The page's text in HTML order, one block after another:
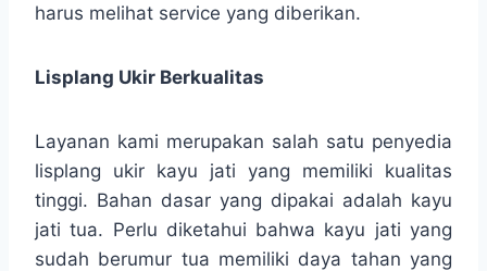
harus melihat service yang diberikan.
Lisplang Ukir Berkualitas
Layanan kami merupakan salah satu penyedia
lisplang ukir kayu jati yang memiliki kualitas
tinggi. Bahan dasar yang dipakai adalah kayu
jati tua. Perlu diketahui bahwa kayu jati yang
sudah berumur tua memiliki daya tahan yang